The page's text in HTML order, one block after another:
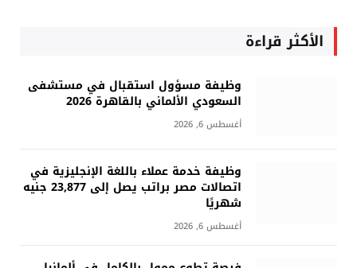
الأكثر قراءة
وظيفة مسؤول استقبال في مستشفى
السعودي الألماني بالقاهرة 2026
أغسطس 6, 2026
وظيفة خدمة عملاء باللغة الإنجليزية في
اتصالات مصر براتب يصل إلى 23,877 جنيه
شهريًا
أغسطس 6, 2026